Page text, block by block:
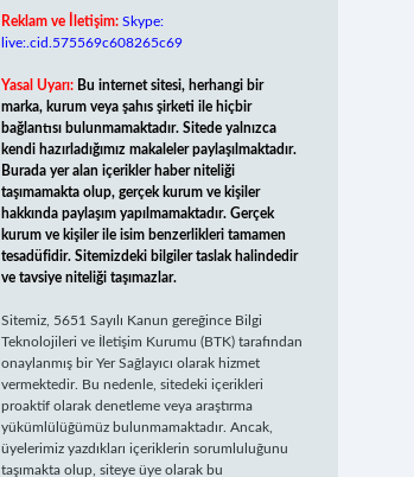
Reklam ve İletişim: Skype:
live:.cid.575569c608265c69
Yasal Uyarı: Bu internet sitesi, herhangi bir
marka, kurum veya şahıs şirketi ile hiçbir
bağlantısı bulunmamaktadır. Sitede yalnızca
kendi hazırladığımız makaleler paylaşılmaktadır.
Burada yer alan içerikler haber niteliği
taşımamakta olup, gerçek kurum ve kişiler
hakkında paylaşım yapılmamaktadır. Gerçek
kurum ve kişiler ile isim benzerlikleri tamamen
tesadüfidir. Sitemizdeki bilgiler taslak halindedir
ve tavsiye niteliği taşımazlar.
Sitemiz, 5651 Sayılı Kanun gereğince Bilgi
Teknolojileri ve İletişim Kurumu (BTK) tarafından
onaylanmış bir Yer Sağlayıcı olarak hizmet
vermektedir. Bu nedenle, sitedeki içerikleri
proaktif olarak denetleme veya araştırma
yükümlülüğümüz bulunmamaktadır. Ancak,
üyelerimiz yazdıkları içeriklerin sorumluluğunu
taşımakta olup, siteye üye olarak bu